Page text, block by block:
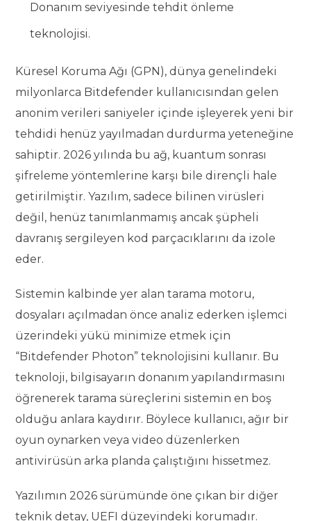
Donanım seviyesinde tehdit önleme
teknolojisi.
Küresel Koruma Ağı (GPN), dünya genelindeki
milyonlarca Bitdefender kullanıcısından gelen
anonim verileri saniyeler içinde işleyerek yeni bir
tehdidi henüz yayılmadan durdurma yeteneğine
sahiptir. 2026 yılında bu ağ, kuantum sonrası
şifreleme yöntemlerine karşı bile dirençli hale
getirilmiştir. Yazılım, sadece bilinen virüsleri
değil, henüz tanımlanmamış ancak şüpheli
davranış sergileyen kod parçacıklarını da izole
eder.
Sistemin kalbinde yer alan tarama motoru,
dosyaları açılmadan önce analiz ederken işlemci
üzerindeki yükü minimize etmek için
“Bitdefender Photon” teknolojisini kullanır. Bu
teknoloji, bilgisayarın donanım yapılandırmasını
öğrenerek tarama süreçlerini sistemin en boş
olduğu anlara kaydırır. Böylece kullanıcı, ağır bir
oyun oynarken veya video düzenlerken
antivirüsün arka planda çalıştığını hissetmez.
Yazılımın 2026 sürümünde öne çıkan bir diğer
teknik detay, UEFI düzeyindeki korumadır.